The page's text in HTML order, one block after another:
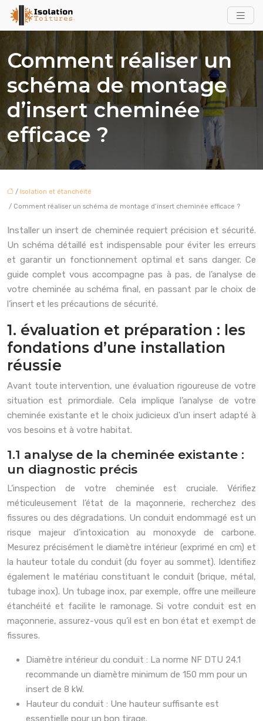
Comment réaliser un
schéma de montage
d’insert cheminée
efficace ?
/ Isolation et étanchéité
/ Comment réaliser un schéma de montage d’insert cheminée efficace ?
Installer un insert de cheminée requiert précision et sécurité.
Un schéma détaillé est indispensable pour éviter les erreurs
et garantir un fonctionnement optimal et sans danger. Ce
guide complet vous accompagne pas à pas, de l’analyse de
votre cheminée au schéma final, en passant par le choix de
l’insert et les précautions de sécurité.
1. évaluation et préparation : les
fondations d’une installation
réussie
Avant toute intervention, une évaluation rigoureuse de votre
situation est primordiale. Cela implique l’analyse de votre
cheminée existante et le choix judicieux d’un insert adapté à
vos besoins et à votre habitat.
1.1 analyse de la cheminée existante :
un diagnostic précis
L’inspection de votre cheminée est cruciale. Vérifiez
méticuleusement l’état de la maçonnerie, recherchez des
fissures ou des dégradations. Un conduit endommagé est un
risque majeur d’intoxication au monoxyde de carbone.
Mesurez précisément le diamètre intérieur (exprimé en cm) et
la hauteur totale du conduit (du foyer au sommet). Identifiez
également le matériau constituant le conduit (brique, métal,
tubage inox). Un tubage inox, par exemple, offre une meilleure
étanchéité et facilite le ramonage. Si votre conduit est en
maçonnerie, assurez-vous qu’il est en bon état et exempt de
fissures.
Diamètre intérieur du conduit : La norme NF DTU 24.1
recommande un diamètre minimum de 150 mm pour un
insert de 8 kW.
Hauteur du conduit : Une hauteur suffisante est
essentielle pour un bon tirage.